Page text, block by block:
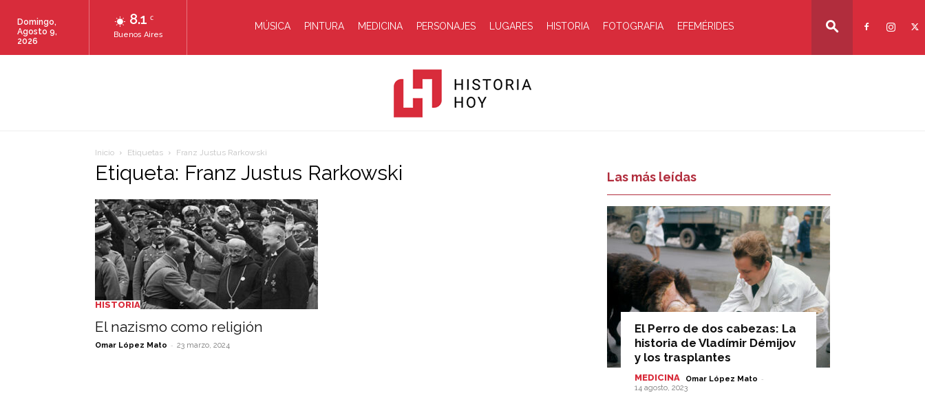
8.1 C
Buenos Aires
Domingo,
Agosto 9,
2026
MÚSICA PINTURA MEDICINA PERSONAJES LUGARES HISTORIA FOTOGRAFIA EFEMÉRIDES
Inicio Etiquetas Franz Justus Rarkowski
Etiqueta: Franz Justus Rarkowski
HISTORIA
El nazismo como religión
Omar López Mato - 23 marzo, 2024
Las más leídas
El Perro de dos cabezas: La
historia de Vladímir Démijov
y los trasplantes
MEDICINA Omar López Mato -
14 agosto, 2023